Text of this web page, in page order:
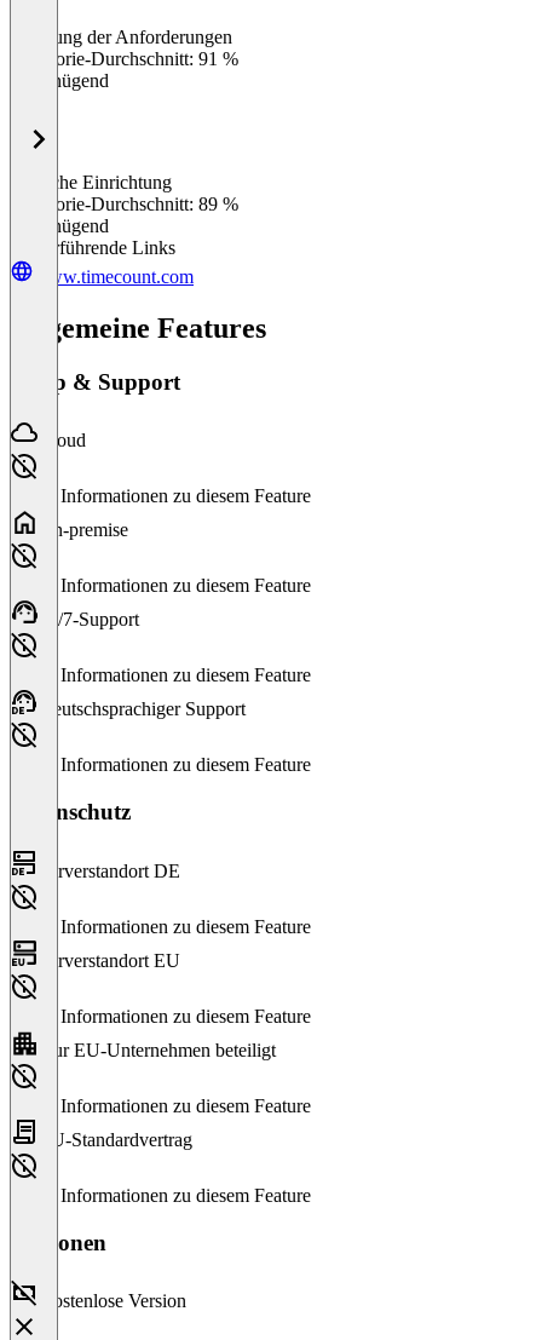
Erfüllung der Anforderungen
Kategorie-Durchschnitt: 91 %
Ungenügend
Einfache Einrichtung
Kategorie-Durchschnitt: 89 %
Ungenügend
Weiterführende Links
www.timecount.com
Allgemeine Features
Setup & Support
Cloud
Keine Informationen zu diesem Feature
On-premise
Keine Informationen zu diesem Feature
24/7-Support
Keine Informationen zu diesem Feature
Deutschsprachiger Support
Keine Informationen zu diesem Feature
Datenschutz
Serverstandort DE
Keine Informationen zu diesem Feature
Serverstandort EU
Keine Informationen zu diesem Feature
Nur EU-Unternehmen beteiligt
Keine Informationen zu diesem Feature
EU-Standardvertrag
Keine Informationen zu diesem Feature
Versionen
Kostenlose Version